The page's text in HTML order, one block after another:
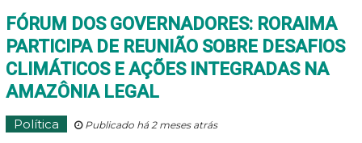
FÓRUM DOS GOVERNADORES: RORAIMA
PARTICIPA DE REUNIÃO SOBRE DESAFIOS
CLIMÁTICOS E AÇÕES INTEGRADAS NA
AMAZÔNIA LEGAL
Política Publicado há 2 meses atrás